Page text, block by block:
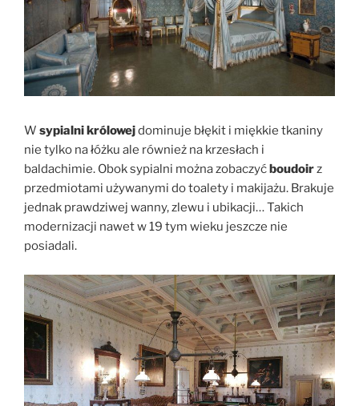
W sypialni królowejdominuje błękit i miękkie tkaniny
nie tylko na łóżku ale również na krzesłach i
baldachimie. Obok sypialni można zobaczyćboudoirz
przedmiotami używanymi do toalety i makijażu. Brakuje
jednak prawdziwej wanny, zlewu i ubikacji… Takich
modernizacji nawet w 19 tym wieku jeszcze nie
posiadali.